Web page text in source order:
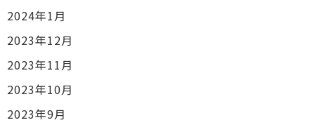
2024年1月
2023年12月
2023年11月
2023年10月
2023年9月